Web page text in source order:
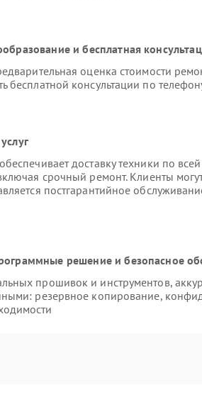
и бесплатная
оценка стоимости
бесплатной консультации по
доставку техники по
срочный ремонт. Клиенты
постгарантийное
решение и безопасное
прошивок и инструментов,
резервное копирование,